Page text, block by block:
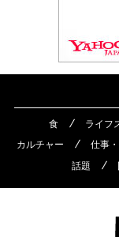
食 ライフ
カルチャー
仕事
話題